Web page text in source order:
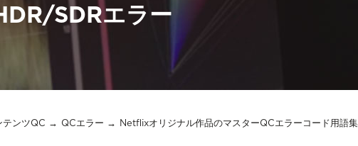
SDRエラー
ンツQC QCエラー Netflixオリジナル作品のマスターQCエラーコード用語集